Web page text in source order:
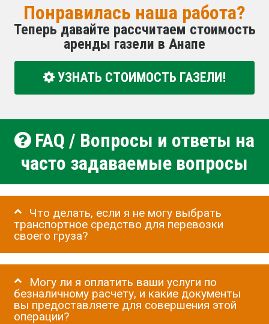
Понравилась наша работа?
Теперь давайте рассчитаем стоимость
аренды газели в Анапе
УЗНАТЬ СТОИМОСТЬ ГАЗЕЛИ!
FAQ / Вопросы и ответы на
часто задаваемые вопросы
Что делать, если я не могу выбрать
транспортное средство для перевозки
своего груза?
Могу ли я оплатить ваши услуги по
безналичному расчету, и какие документы
вы предоставляете для совершения этой
операции?